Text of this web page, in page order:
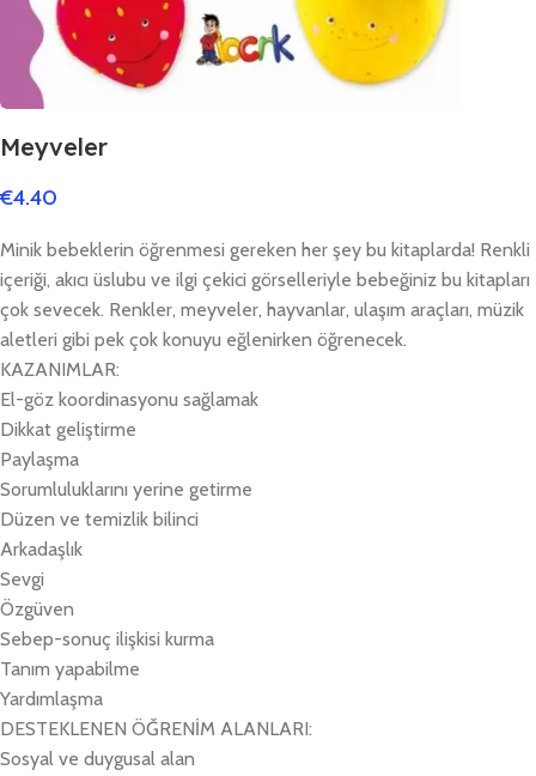
Meyveler
€4.40
Minik bebeklerin öğrenmesi gereken her şey bu kitaplarda! Renkli
içeriği, akıcı üslubu ve ilgi çekici görselleriyle bebeğiniz bu kitapları
çok sevecek. Renkler, meyveler, hayvanlar, ulaşım araçları, müzik
aletleri gibi pek çok konuyu eğlenirken öğrenecek.
KAZANIMLAR:
El-göz koordinasyonu sağlamak
Dikkat geliştirme
Paylaşma
Sorumluluklarını yerine getirme
Düzen ve temizlik bilinci
Arkadaşlık
Sevgi
Özgüven
Sebep-sonuç ilişkisi kurma
Tanım yapabilme
Yardımlaşma
DESTEKLENEN ÖĞRENİM ALANLARI:
Sosyal ve duygusal alan